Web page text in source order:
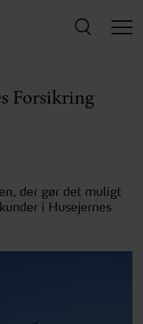
Forsikring
der gør det muligt
i Husejernes